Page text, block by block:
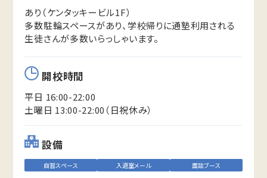
あり（ケンタッキービル1F）
多数駐輪スペースがあり、学校帰りに通塾利用される
生徒さんが多数いらっしゃいます。
開校時間
平日 16:00-22:00
土曜日 13:00-22:00（日祝休み）
設備
自習スペース 入退室メール 面談ブース